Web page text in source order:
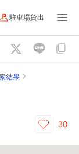
駐車場貸出
結果
30